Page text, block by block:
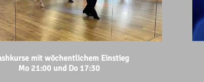
mit wöchentlichem Einstieg
Mo 21:00 und Do 17:30